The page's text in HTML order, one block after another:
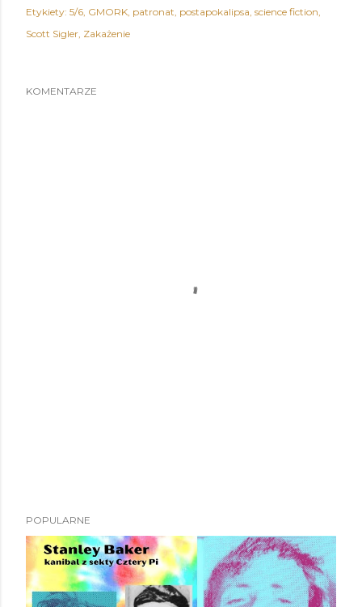
Etykiety: 5/6 GMORK patronat postapokalipsa science fiction
Scott Sigler Zakażenie
KOMENTARZE
POPULARNE